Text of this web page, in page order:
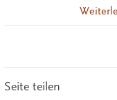
Seite teilen